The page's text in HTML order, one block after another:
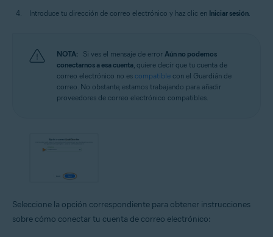
Introduce tu dirección de correo electrónico y haz clic en Iniciar sesión.
NOTA: Si ves el mensaje de error Aún no podemos
conectarnos a esa cuenta, quiere decir que tu cuenta de
correo electrónico no es compatible con el Guardián de
correo. No obstante, estamos trabajando para añadir
proveedores de correo electrónico compatibles.
Seleccione la opción correspondiente para obtener instrucciones
sobre cómo conectar tu cuenta de correo electrónico: